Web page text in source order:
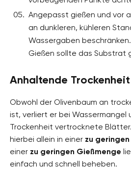
Angepasst gießen und vor
an dunkleren, kühleren
Wassergaben
Gießen sollte das Substrat
Anhaltende Trockenheit
Obwohl der Olivenbaum an
ist, verliert er bei Wassermangel
Trockenheit vertrocknete
hierbei allein in einer zu
einer zu geringen Gießmenge
einfach und schnell beheben.